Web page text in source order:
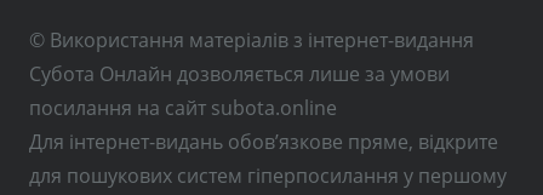
© Використання матеріалів з інтернет-видання
Субота Онлайн дозволяється лише за умови
посилання на сайт subota.online
Для інтернет-видань обов’язкове пряме, відкрите
для пошукових систем гіперпосилання у першому